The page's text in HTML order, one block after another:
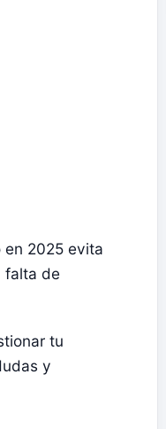
en 2025 evita
falta de
tu
y